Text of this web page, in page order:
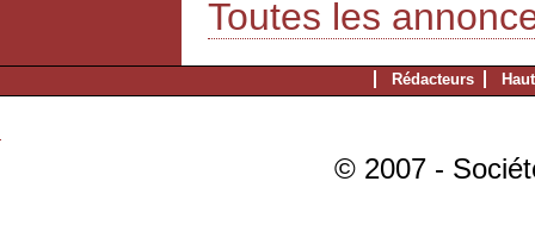
Toutes les
Rédacteurs
© 2007 -